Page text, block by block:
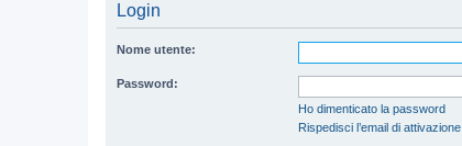
Login
Nome utente:
Password:
Ho dimenticato la password
Rispedisci l’email di attivazione